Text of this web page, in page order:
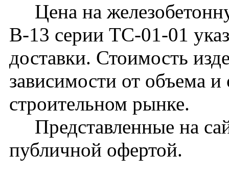
Цена на
В-13 серии ТС-01-01
доставки. Стоимость
зависимости от объема
строительном рынке.
Представленные на
публичной офертой.